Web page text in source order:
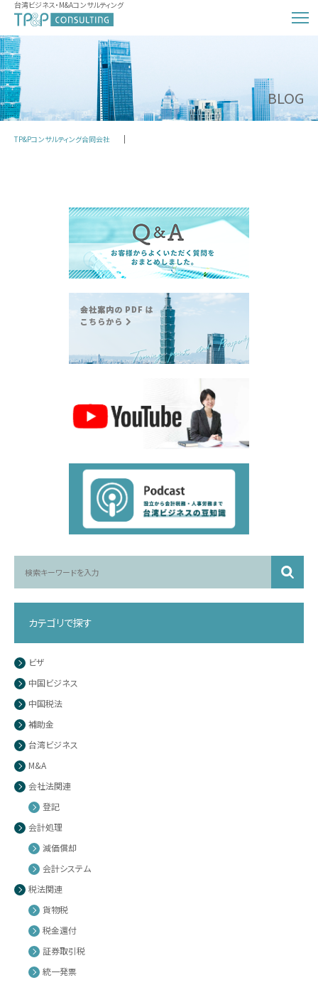
台湾ビジネス・M&Aコンサルティング
BLOG
TP&Pコンサルティング合同会社
カテゴリで探す
ビザ
中国ビジネス
中国税法
補助金
台湾ビジネス
M&A
会社法関連
登記
会計処理
減価償却
会計システム
税法関連
貨物税
税金還付
証券取引税
統一発票